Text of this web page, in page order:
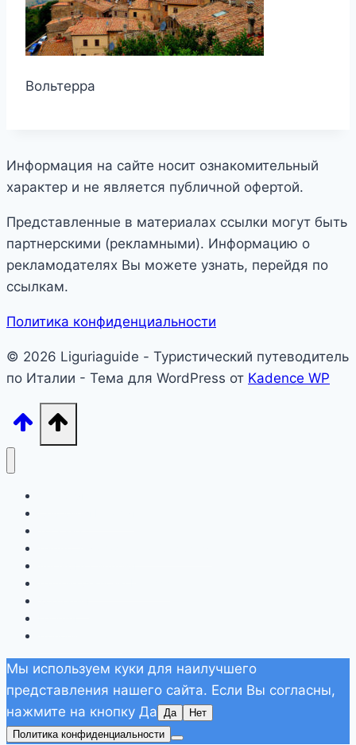
Вольтерра
Информация на сайте носит ознакомительный
характер и не является публичной офертой.
Представленные в материалах ссылки могут быть
партнерскими (рекламными). Информацию о
рекламодателях Вы можете узнать, перейдя по
ссылкам.
Политика конфиденциальности
© 2026 Liguriaguide - Туристический путеводитель
по Италии - Тема для WordPress от Kadence WP
Мы используем куки для наилучшего
представления нашего сайта. Если Вы согласны,
нажмите на кнопку Да
Да
Нет
Политика конфиденциальности